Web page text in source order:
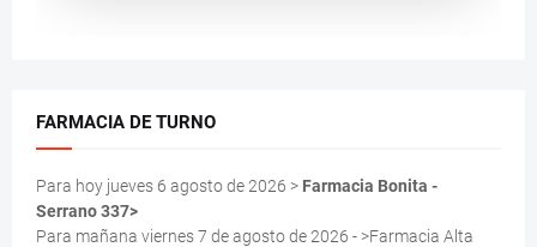
FARMACIA DE TURNO
Para hoy jueves 6 agosto de 2026 > Farmacia Bonita -
Serrano 337>
Para mañana viernes 7 de agosto de 2026 - >Farmacia Alta